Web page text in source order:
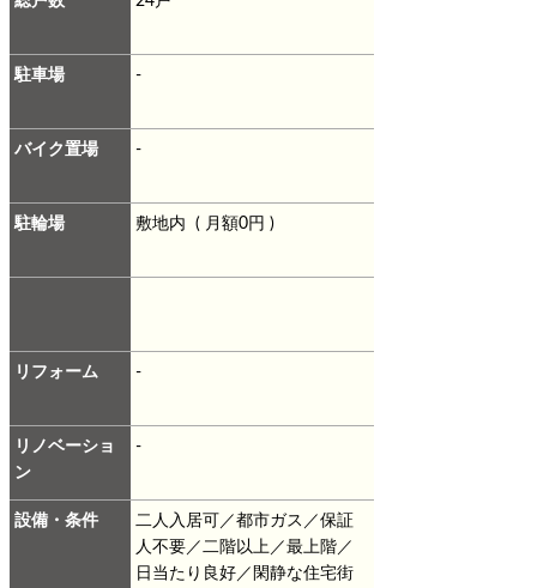
駐車場 -
バイク置場 -
駐輪場 敷地内 ( 月額0円 )
リフォーム -
リノベーショ
ン
-
設備・条件
二人入居可／都市ガス／保証
人不要／二階以上／最上階／
日当たり良好／閑静な住宅街